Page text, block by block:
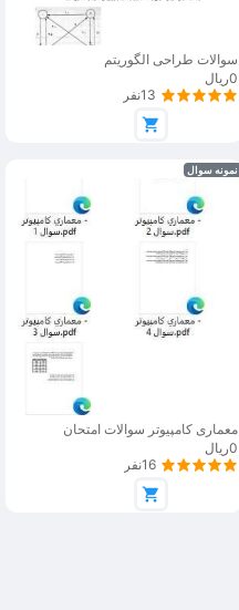
سوالات طراحی الگوریتم
0ریال
13نفر
نمونه سوال
معماری کامپیوتر سوالات امتحان
0ریال
16نفر